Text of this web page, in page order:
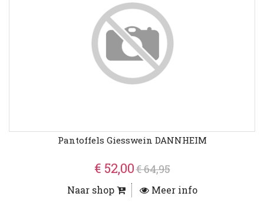
Pantoffels Giesswein DANNHEIM
€ 52,00€ 64,95
Naar shop Meer info